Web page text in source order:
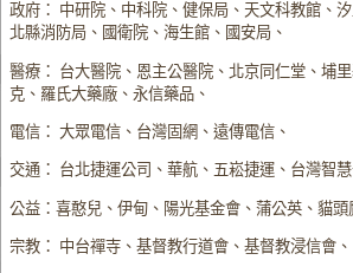
政府： 中研院、中科院、健保局、天文科教館、
北縣消防局、國衛院、海生館、國安局、
醫療： 台大醫院、恩主公醫院、北京同仁堂、埔
克、羅氏大藥廠、永信藥品、
電信： 大眾電信、台灣固網、遠傳電信、
交通： 台北捷運公司、華航、五崧捷運、台灣智慧
公益：喜憨兒、伊甸、陽光基金會、蒲公英、貓頭
宗教： 中台禪寺、基督教行道會、基督教浸信會、